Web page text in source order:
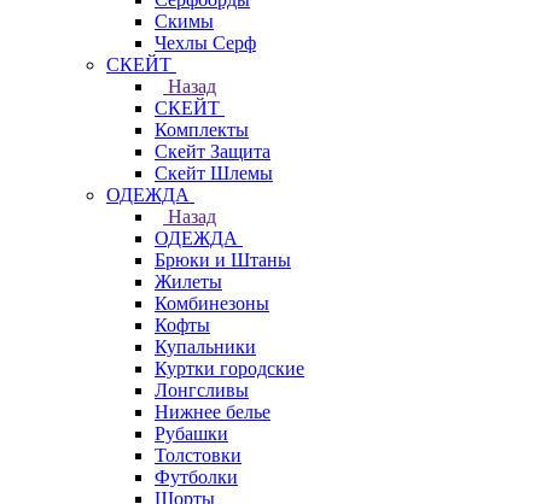
Скимы
Чехлы Cерф
СКЕЙТ
Назад
СКЕЙТ
Комплекты
Скейт Защита
Скейт Шлемы
ОДЕЖДА
Назад
ОДЕЖДА
Брюки и Штаны
Жилеты
Комбинезоны
Кофты
Купальники
Куртки городские
Лонгсливы
Нижнее белье
Рубашки
Толстовки
Футболки
Шорты